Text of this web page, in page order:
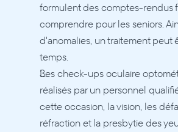
formulent des comptes-rendus
comprendre pour les seniors.
d'anomalies, un traitement peut
temps.
Les check-ups oculaire
réalisés par un personnel
cette occasion, la vision, les
réfraction et la presbytie des